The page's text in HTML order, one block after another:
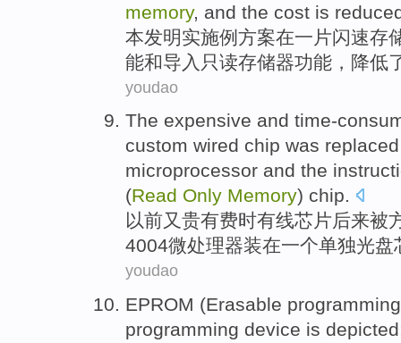
memory, and the cost is
本发明实施例方案在一 片闪速存
能和导入 只读存储器功能，降低
youdao
The expensive and time-
custom wired chip was replaced
microprocessor and the
(Read Only Memory) chip.
以前又 贵有费时有线芯片后来被
4004微处理器装在一个单独光盘
youdao
EPROM (Erasable programming
programming device is